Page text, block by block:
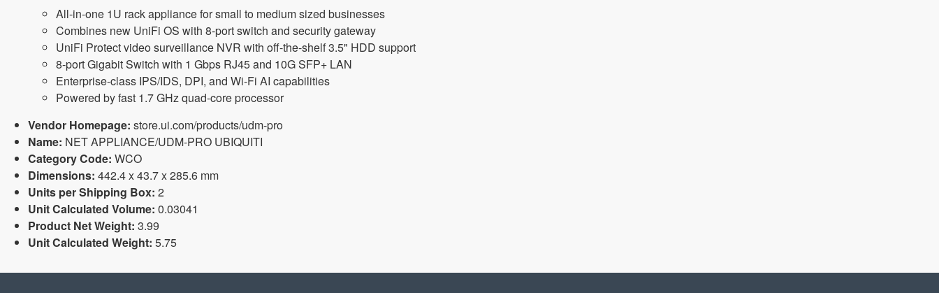
All-in-one 1U rack appliance for small to medium sized businesses
Combines new UniFi OS with 8-port switch and security gateway
UniFi Protect video surveillance NVR with off-the-shelf 3.5" HDD support
8-port Gigabit Switch with 1 Gbps RJ45 and 10G SFP+ LAN
Enterprise-class IPS/IDS, DPI, and Wi-Fi AI capabilities
Powered by fast 1.7 GHz quad-core processor
Vendor Homepage: store.ui.com/products/udm-pro
Name: NET APPLIANCE/UDM-PRO UBIQUITI
Category Code: WCO
Dimensions: 442.4 x 43.7 x 285.6 mm
Units per Shipping Box: 2
Unit Calculated Volume: 0.03041
Product Net Weight: 3.99
Unit Calculated Weight: 5.75